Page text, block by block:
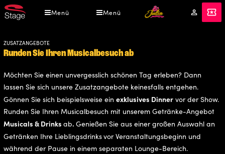
Direkt
zum
Menü Menü
Mein
Konto
Tickets
ZUSATZANGEBOTE
Runden Sie Ihren Musicalbesuch ab
Möchten Sie einen unvergesslich schönen Tag erleben? Dann
lassen Sie sich unsere Zusatzangebote keinesfalls entgehen.
Gönnen Sie sich beispielsweise ein exklusives Dinner vor der Show.
Runden Sie Ihren Musicalbesuch mit unserem Getränke-Angebot
Musicals & Drinks ab. Genießen Sie aus einer großen Auswahl an
Getränken Ihre Lieblingsdrinksvor Veranstaltungsbeginn und
während der Pause in einem separaten Lounge-Bereich.